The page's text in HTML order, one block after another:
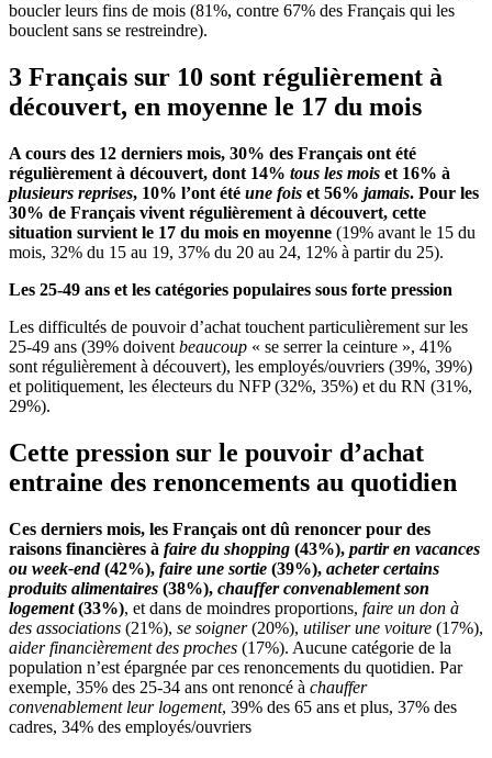
boucler leurs fins de mois (81%, contre 67% des Français qui les
bouclent sans se restreindre).
3 Français sur 10 sont régulièrement à
découvert, en moyenne le 17 du mois
A cours des 12 derniers mois, 30% des Français ont été
régulièrement à découvert, dont 14% tous les mois et 16% à
plusieurs reprises, 10% l’ont été une fois et 56% jamais. Pour les
30% de Français vivent régulièrement à découvert, cette
situation survient le 17 du mois en moyenne (19% avant le 15 du
mois, 32% du 15 au 19, 37% du 20 au 24, 12% à partir du 25).
Les 25-49 ans et les catégories populaires sous forte pression
Les difficultés de pouvoir d’achat touchent particulièrement sur les
25-49 ans (39% doivent beaucoup « se serrer la ceinture », 41%
sont régulièrement à découvert), les employés/ouvriers (39%, 39%)
et politiquement, les électeurs du NFP (32%, 35%) et du RN (31%,
29%).
Cette pression sur le pouvoir d’achat
entraine des renoncements au quotidien
Ces derniers mois, les Français ont dû renoncer pour des
raisons financières à faire du shopping (43%), partir en vacances
ou week-end(42%), faire une sortie (39%), acheter certains
produits alimentaires (38%), chauffer convenablement son
logement(33%), et dans de moindres proportions, faire un don à
des associations (21%), se soigner(20%), utiliser une voiture (17%),
aider financièrement des proches (17%). Aucune catégorie de la
population n’est épargnée par ces renoncements du quotidien. Par
exemple, 35% des 25-34 ans ont renoncé à chauffer
convenablement leur logement, 39% des 65 ans et plus, 37% des
cadres, 34% des employés/ouvriers